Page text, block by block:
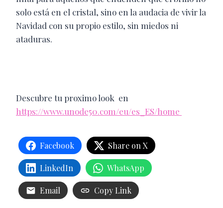
solo está en el cristal, sino en la audacia de vivir la
Navidad con su propio estilo, sin miedos ni
ataduras.
Descubre tu proximo look en
https://www.unode50.com/eu/es_ES/home
Facebook Share on X
LinkedIn WhatsApp
Email Copy Link